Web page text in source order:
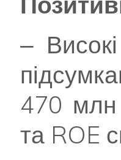
‒
470 млн
та ROE